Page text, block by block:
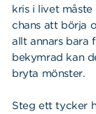
kris i livet
chans att börja
allt annars bara
bekymrad kan
bryta mönster.
Steg ett tycker